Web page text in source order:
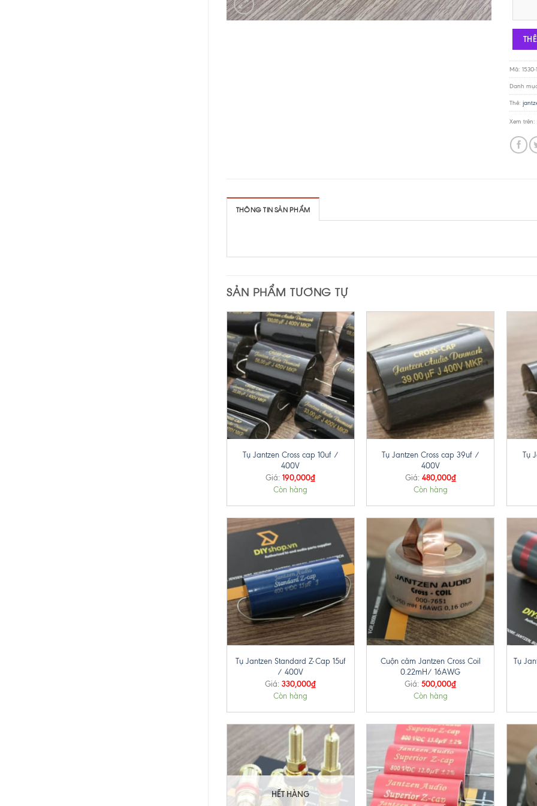
Mã: 1530-1
Danh
Thẻ:
Xem trên:
THÔNG TIN SẢN PHẨM
SẢN PHẨM TƯƠNG TỰ
+
Tụ Jantzen Cross cap 10uf /
400V
Giá: 190,000₫
Còn hàng
+
Tụ Jantzen Cross cap 39uf /
400V
Giá: 480,000₫
Còn hàng
+
Tụ
+
Tụ Jantzen Standard Z-Cap 15uf
/ 400V
Giá: 330,000₫
Còn hàng
Cuộn cảm Jantzen Cross Coil
0.22mH/ 16AWG
Giá: 500,000₫
Còn hàng
+
Tụ
HẾT HÀNG